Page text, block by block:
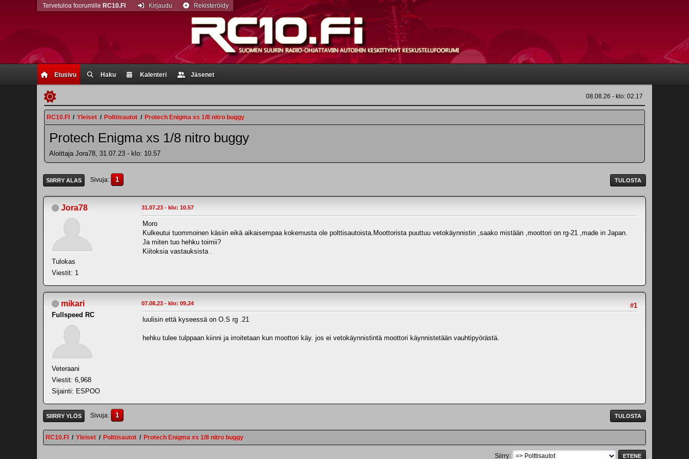
Etusivu Haku Kalenteri Jäsenet
Tervetuloa foorumille RC10.FI Kirjaudu Rekisteröidy
08.08.26 - klo: 02.17
RC10.FI / Yleiset / Polttisautot / Protech Enigma xs 1/8 nitro buggy
Protech Enigma xs 1/8 nitro buggy
Aloittaja Jora78, 31.07.23 - klo: 10.57
TULOSTA
SIIRRY ALAS Sivuja 1
Jora78
Tulokas
Viestit: 1
31.07.23 - klo: 10.57
Moro
Kulkeutui tuommoinen käsiin eikä aikaisempaa kokemusta ole polttisautoista.Moottorista puuttuu vetokäynnistin ,saako mistään ,moottori on rg-21 ,made in Japan.
Ja miten tuo hehku toimii?
Kiitoksia vastauksista .
mikari
Fullspeed RC
Veteraani
Viestit: 6,968
Sijainti: ESPOO
#1
07.08.23 - klo: 09.24
luulisin että kyseessä on O.S rg .21
hehku tulee tulppaan kiinni ja irroitetaan kun moottori käy. jos ei vetokäynnistintä moottori käynnistetään vauhtipyörästä.
TULOSTA
SIIRRY YLÖS Sivuja 1
RC10.FI / Yleiset / Polttisautot / Protech Enigma xs 1/8 nitro buggy
Siirry